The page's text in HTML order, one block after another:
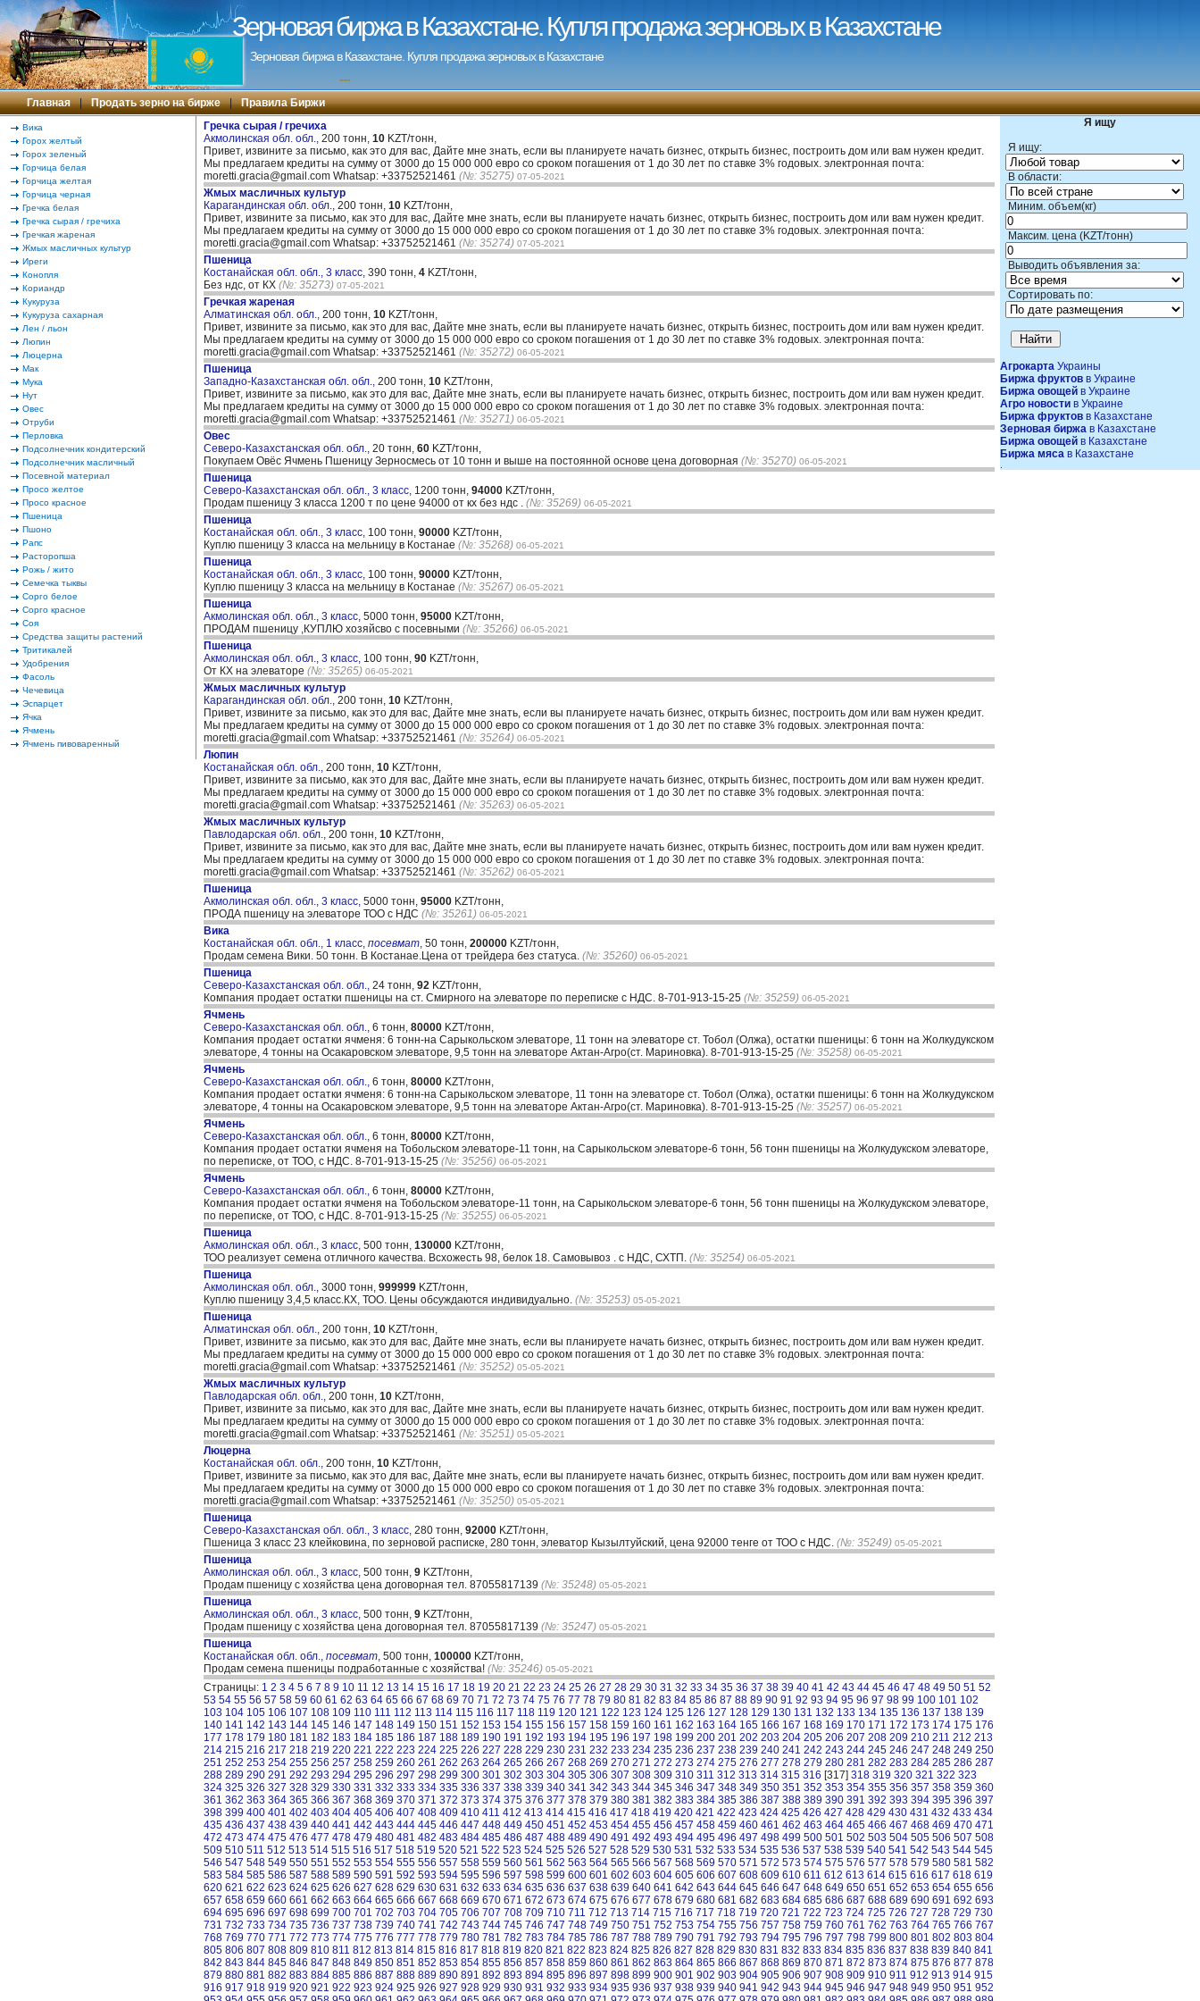
Зерновая биржа в Казахстане. Купля продажа зерновых в Казахстане
Зерновая биржа в Казахстане. Купля продажа зерновых в Казахстане
---
Главная | Продать зерно на бирже | Правила Биржи
Вика
Горох желтый
Горох зеленый
Горчица белая
Горчица желтая
Горчица черная
Гречка белая
Гречка сырая / гречиха
Гречкая жареная
Жмых масличных культур
Иреги
Конопля
Кориандр
Кукуруза
Кукуруза сахарная
Лен / льон
Люпин
Люцерна
Мак
Мука
Нут
Овес
Отруби
Перловка
Подсолнечник кондитерский
Подсолнечник масличный
Посевной материал
Просо желтое
Просо красное
Пшеница
Пшоно
Рапс
Расторопша
Рожь / жито
Семечка тыквы
Сорго белое
Сорго красное
Соя
Средства защиты растений
Тритикалей
Удобрения
Фасоль
Чечевица
Эспарцет
Ячка
Ячмень
Ячмень пивоваренный
Я ищу
Я ищу:
В области:
Миним. объем(кг)
Максим. цена (KZT/тонн)
Выводить объявления за:
Сортировать по:
Агрокарта Украины
Биржа фруктов в Украине
Биржа овощей в Украине
Агро новости в Украине
Биржа фруктов в Казахстане
Зерновая биржа в Казахстане
Биржа овощей в Казахстане
Биржа мяса в Казахстане
Гречка сырая / гречиха
Акмолинская обл. обл., 200 тонн, 10 KZT/тонн,
Привет, извините за письмо, как это для вас, Дайте мне знать, если вы планируете начать бизнес, открыть бизнес, построить дом или вам нужен кредит.
Мы предлагаем кредиты на сумму от 3000 до 15 000 000 евро со сроком погашения от 1 до 30 лет по ставке 3% годовых. электронная почта:
moretti.gracia@gmail.com Whatsap: +33752521461 (№: 35275) 07-05-2021
Жмых масличных культур
Карагандинская обл. обл., 200 тонн, 10 KZT/тонн,
Привет, извините за письмо, как это для вас, Дайте мне знать, если вы планируете начать бизнес, открыть бизнес, построить дом или вам нужен кредит.
Мы предлагаем кредиты на сумму от 3000 до 15 000 000 евро со сроком погашения от 1 до 30 лет по ставке 3% годовых. электронная почта:
moretti.gracia@gmail.com Whatsap: +33752521461 (№: 35274) 07-05-2021
Пшеница
Костанайская обл. обл., 3 класс, 390 тонн, 4 KZT/тонн,
Без ндс, от КХ (№: 35273) 07-05-2021
Гречкая жареная
Алматинская обл. обл., 200 тонн, 10 KZT/тонн,
Привет, извините за письмо, как это для вас, Дайте мне знать, если вы планируете начать бизнес, открыть бизнес, построить дом или вам нужен кредит.
Мы предлагаем кредиты на сумму от 3000 до 15 000 000 евро со сроком погашения от 1 до 30 лет по ставке 3% годовых. электронная почта:
moretti.gracia@gmail.com Whatsap: +33752521461 (№: 35272) 06-05-2021
Пшеница
Западно-Казахстанская обл. обл., 200 тонн, 10 KZT/тонн,
Привет, извините за письмо, как это для вас, Дайте мне знать, если вы планируете начать бизнес, открыть бизнес, построить дом или вам нужен кредит.
Мы предлагаем кредиты на сумму от 3000 до 15 000 000 евро со сроком погашения от 1 до 30 лет по ставке 3% годовых. электронная почта:
moretti.gracia@gmail.com Whatsap: +33752521461 (№: 35271) 06-05-2021
Овес
Северо-Казахстанская обл. обл., 20 тонн, 60 KZT/тонн,
Покупаем Овёс Ячмень Пшеницу Зерносмесь от 10 тонн и выше на постоянной основе цена договорная (№: 35270) 06-05-2021
Пшеница
Северо-Казахстанская обл. обл., 3 класс, 1200 тонн, 94000 KZT/тонн,
Продам пшеницу 3 класса 1200 т по цене 94000 от кх без ндс . (№: 35269) 06-05-2021
Пшеница
Костанайская обл. обл., 3 класс, 100 тонн, 90000 KZT/тонн,
Куплю пшеницу 3 класса на мельницу в Костанае (№: 35268) 06-05-2021
Пшеница
Костанайская обл. обл., 3 класс, 100 тонн, 90000 KZT/тонн,
Куплю пшеницу 3 класса на мельницу в Костанае (№: 35267) 06-05-2021
Пшеница
Акмолинская обл. обл., 3 класс, 5000 тонн, 95000 KZT/тонн,
ПРОДАМ пшеницу ,КУПЛЮ хозяйсво с посевными (№: 35266) 06-05-2021
Пшеница
Акмолинская обл. обл., 3 класс, 100 тонн, 90 KZT/тонн,
От КХ на элеваторе (№: 35265) 06-05-2021
Жмых масличных культур
Карагандинская обл. обл., 200 тонн, 10 KZT/тонн,
Привет, извините за письмо, как это для вас, Дайте мне знать, если вы планируете начать бизнес, открыть бизнес, построить дом или вам нужен кредит.
Мы предлагаем кредиты на сумму от 3000 до 15 000 000 евро со сроком погашения от 1 до 30 лет по ставке 3% годовых. электронная почта:
moretti.gracia@gmail.com Whatsap: +33752521461 (№: 35264) 06-05-2021
Люпин
Костанайская обл. обл., 200 тонн, 10 KZT/тонн,
Привет, извините за письмо, как это для вас, Дайте мне знать, если вы планируете начать бизнес, открыть бизнес, построить дом или вам нужен кредит.
Мы предлагаем кредиты на сумму от 3000 до 15 000 000 евро со сроком погашения от 1 до 30 лет по ставке 3% годовых. электронная почта:
moretti.gracia@gmail.com Whatsap: +33752521461 (№: 35263) 06-05-2021
Жмых масличных культур
Павлодарская обл. обл., 200 тонн, 10 KZT/тонн,
Привет, извините за письмо, как это для вас, Дайте мне знать, если вы планируете начать бизнес, открыть бизнес, построить дом или вам нужен кредит.
Мы предлагаем кредиты на сумму от 3000 до 15 000 000 евро со сроком погашения от 1 до 30 лет по ставке 3% годовых. электронная почта:
moretti.gracia@gmail.com Whatsap: +33752521461 (№: 35262) 06-05-2021
Пшеница
Акмолинская обл. обл., 3 класс, 5000 тонн, 95000 KZT/тонн,
ПРОДА пшеницу на элеваторе ТОО с НДС (№: 35261) 06-05-2021
Вика
Костанайская обл. обл., 1 класс, посевмат, 50 тонн, 200000 KZT/тонн,
Продам семена Вики. 50 тонн. В Костанае.Цена от трейдера без статуса. (№: 35260) 06-05-2021
Пшеница
Северо-Казахстанская обл. обл., 24 тонн, 92 KZT/тонн,
Компания продает остатки пшеницы на ст. Смирного на элеваторе по переписке с НДС. 8-701-913-15-25 (№: 35259) 06-05-2021
Ячмень
Северо-Казахстанская обл. обл., 6 тонн, 80000 KZT/тонн,
Компания продает остатки ячменя: 6 тонн-на Сарыкольском элеваторе, 11 тонн на элеваторе ст. Тобол (Олжа), остатки пшеницы: 6 тонн на Жолкудукском
элеваторе, 4 тонны на Осакаровском элеваторе, 9,5 тонн на элеваторе Актан-Агро(ст. Мариновка). 8-701-913-15-25 (№: 35258) 06-05-2021
Ячмень
Северо-Казахстанская обл. обл., 6 тонн, 80000 KZT/тонн,
Компания продает остатки ячменя: 6 тонн-на Сарыкольском элеваторе, 11 тонн на элеваторе ст. Тобол (Олжа), остатки пшеницы: 6 тонн на Жолкудукском
элеваторе, 4 тонны на Осакаровском элеваторе, 9,5 тонн на элеваторе Актан-Агро(ст. Мариновка). 8-701-913-15-25 (№: 35257) 06-05-2021
Ячмень
Северо-Казахстанская обл. обл., 6 тонн, 80000 KZT/тонн,
Компания продает остатки ячменя на Тобольском элеваторе-11 тонн, на Сарыкольском элеваторе-6 тонн, 56 тонн пшеницы на Жолкудукском элеваторе,
по переписке, от ТОО, с НДС. 8-701-913-15-25 (№: 35256) 06-05-2021
Ячмень
Северо-Казахстанская обл. обл., 6 тонн, 80000 KZT/тонн,
Компания продает остатки ячменя на Тобольском элеваторе-11 тонн, на Сарыкольском элеваторе-6 тонн, 56 тонн пшеницы на Жолкудукском элеваторе,
по переписке, от ТОО, с НДС. 8-701-913-15-25 (№: 35255) 06-05-2021
Пшеница
Акмолинская обл. обл., 3 класс, 500 тонн, 130000 KZT/тонн,
ТОО реализует семена отличного качества. Всхожесть 98, белок 18. Самовывоз . с НДС, СХТП. (№: 35254) 06-05-2021
Пшеница
Акмолинская обл. обл., 3000 тонн, 999999 KZT/тонн,
Куплю пшеницу 3,4,5 класс.КХ, ТОО. Цены обсуждаются индивидуально. (№: 35253) 05-05-2021
Пшеница
Алматинская обл. обл., 200 тонн, 10 KZT/тонн,
Привет, извините за письмо, как это для вас, Дайте мне знать, если вы планируете начать бизнес, открыть бизнес, построить дом или вам нужен кредит.
Мы предлагаем кредиты на сумму от 3000 до 15 000 000 евро со сроком погашения от 1 до 30 лет по ставке 3% годовых. электронная почта:
moretti.gracia@gmail.com Whatsap: +33752521461 (№: 35252) 05-05-2021
Жмых масличных культур
Павлодарская обл. обл., 200 тонн, 10 KZT/тонн,
Привет, извините за письмо, как это для вас, Дайте мне знать, если вы планируете начать бизнес, открыть бизнес, построить дом или вам нужен кредит.
Мы предлагаем кредиты на сумму от 3000 до 15 000 000 евро со сроком погашения от 1 до 30 лет по ставке 3% годовых. электронная почта:
moretti.gracia@gmail.com Whatsap: +33752521461 (№: 35251) 05-05-2021
Люцерна
Костанайская обл. обл., 200 тонн, 10 KZT/тонн,
Привет, извините за письмо, как это для вас, Дайте мне знать, если вы планируете начать бизнес, открыть бизнес, построить дом или вам нужен кредит.
Мы предлагаем кредиты на сумму от 3000 до 15 000 000 евро со сроком погашения от 1 до 30 лет по ставке 3% годовых. электронная почта:
moretti.gracia@gmail.com Whatsap: +33752521461 (№: 35250) 05-05-2021
Пшеница
Северо-Казахстанская обл. обл., 3 класс, 280 тонн, 92000 KZT/тонн,
Пшеница 3 класс 23 клейковина, по зерновой расписке, 280 тонн, элеватор Кызылтуйский, цена 92000 тенге от ТОО с НДС. (№: 35249) 05-05-2021
Пшеница
Акмолинская обл. обл., 3 класс, 500 тонн, 9 KZT/тонн,
Продам пшеницу с хозяйства цена договорная тел. 87055817139 (№: 35248) 05-05-2021
Пшеница
Акмолинская обл. обл., 3 класс, 500 тонн, 9 KZT/тонн,
Продам пшеницу с хозяйства цена договорная тел. 87055817139 (№: 35247) 05-05-2021
Пшеница
Костанайская обл. обл., посевмат, 500 тонн, 100000 KZT/тонн,
Продам семена пшеницы подработанные с хозяйства! (№: 35246) 05-05-2021
Страницы: 1 2 3 4 5 6 7 8 9 10 11 12 13 14 15 16 17 18 19 20 21 22 23 24 25 26 27 28 29 30 31 32 33 34 35 36 37 38 39 40 41 42 43 44 45 46 47 48 49 50 51 52
53 54 55 56 57 58 59 60 61 62 63 64 65 66 67 68 69 70 71 72 73 74 75 76 77 78 79 80 81 82 83 84 85 86 87 88 89 90 91 92 93 94 95 96 97 98 99 100 101 102
103 104 105 106 107 108 109 110 111 112 113 114 115 116 117 118 119 120 121 122 123 124 125 126 127 128 129 130 131 132 133 134 135 136 137 138 139
140 141 142 143 144 145 146 147 148 149 150 151 152 153 154 155 156 157 158 159 160 161 162 163 164 165 166 167 168 169 170 171 172 173 174 175 176
177 178 179 180 181 182 183 184 185 186 187 188 189 190 191 192 193 194 195 196 197 198 199 200 201 202 203 204 205 206 207 208 209 210 211 212 213
214 215 216 217 218 219 220 221 222 223 224 225 226 227 228 229 230 231 232 233 234 235 236 237 238 239 240 241 242 243 244 245 246 247 248 249 250
251 252 253 254 255 256 257 258 259 260 261 262 263 264 265 266 267 268 269 270 271 272 273 274 275 276 277 278 279 280 281 282 283 284 285 286 287
288 289 290 291 292 293 294 295 296 297 298 299 300 301 302 303 304 305 306 307 308 309 310 311 312 313 314 315 316 [317] 318 319 320 321 322 323
324 325 326 327 328 329 330 331 332 333 334 335 336 337 338 339 340 341 342 343 344 345 346 347 348 349 350 351 352 353 354 355 356 357 358 359 360
361 362 363 364 365 366 367 368 369 370 371 372 373 374 375 376 377 378 379 380 381 382 383 384 385 386 387 388 389 390 391 392 393 394 395 396 397
398 399 400 401 402 403 404 405 406 407 408 409 410 411 412 413 414 415 416 417 418 419 420 421 422 423 424 425 426 427 428 429 430 431 432 433 434
435 436 437 438 439 440 441 442 443 444 445 446 447 448 449 450 451 452 453 454 455 456 457 458 459 460 461 462 463 464 465 466 467 468 469 470 471
472 473 474 475 476 477 478 479 480 481 482 483 484 485 486 487 488 489 490 491 492 493 494 495 496 497 498 499 500 501 502 503 504 505 506 507 508
509 510 511 512 513 514 515 516 517 518 519 520 521 522 523 524 525 526 527 528 529 530 531 532 533 534 535 536 537 538 539 540 541 542 543 544 545
546 547 548 549 550 551 552 553 554 555 556 557 558 559 560 561 562 563 564 565 566 567 568 569 570 571 572 573 574 575 576 577 578 579 580 581 582
583 584 585 586 587 588 589 590 591 592 593 594 595 596 597 598 599 600 601 602 603 604 605 606 607 608 609 610 611 612 613 614 615 616 617 618 619
620 621 622 623 624 625 626 627 628 629 630 631 632 633 634 635 636 637 638 639 640 641 642 643 644 645 646 647 648 649 650 651 652 653 654 655 656
657 658 659 660 661 662 663 664 665 666 667 668 669 670 671 672 673 674 675 676 677 678 679 680 681 682 683 684 685 686 687 688 689 690 691 692 693
694 695 696 697 698 699 700 701 702 703 704 705 706 707 708 709 710 711 712 713 714 715 716 717 718 719 720 721 722 723 724 725 726 727 728 729 730
731 732 733 734 735 736 737 738 739 740 741 742 743 744 745 746 747 748 749 750 751 752 753 754 755 756 757 758 759 760 761 762 763 764 765 766 767
768 769 770 771 772 773 774 775 776 777 778 779 780 781 782 783 784 785 786 787 788 789 790 791 792 793 794 795 796 797 798 799 800 801 802 803 804
805 806 807 808 809 810 811 812 813 814 815 816 817 818 819 820 821 822 823 824 825 826 827 828 829 830 831 832 833 834 835 836 837 838 839 840 841
842 843 844 845 846 847 848 849 850 851 852 853 854 855 856 857 858 859 860 861 862 863 864 865 866 867 868 869 870 871 872 873 874 875 876 877 878
879 880 881 882 883 884 885 886 887 888 889 890 891 892 893 894 895 896 897 898 899 900 901 902 903 904 905 906 907 908 909 910 911 912 913 914 915
916 917 918 919 920 921 922 923 924 925 926 927 928 929 930 931 932 933 934 935 936 937 938 939 940 941 942 943 944 945 946 947 948 949 950 951 952